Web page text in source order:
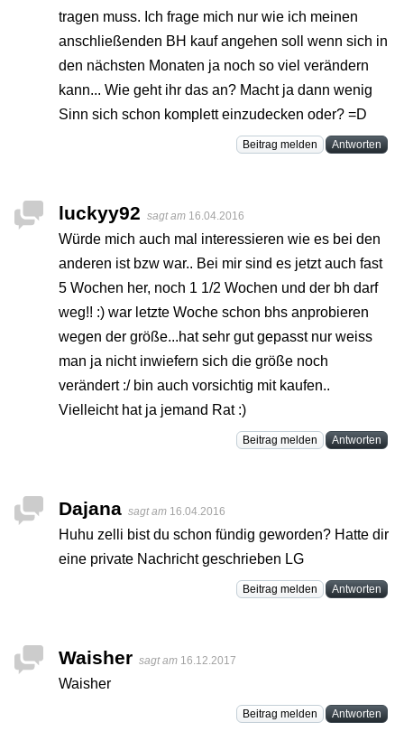
tragen muss. Ich frage mich nur wie ich meinen
anschließenden BH kauf angehen soll wenn sich in
den nächsten Monaten ja noch so viel verändern
kann... Wie geht ihr das an? Macht ja dann wenig
Sinn sich schon komplett einzudecken oder? =D
Beitrag melden Antworten
luckyy92 sagt am 16.04.2016
Würde mich auch mal interessieren wie es bei den
anderen ist bzw war.. Bei mir sind es jetzt auch fast
5 Wochen her, noch 1 1/2 Wochen und der bh darf
weg!! :) war letzte Woche schon bhs anprobieren
wegen der größe...hat sehr gut gepasst nur weiss
man ja nicht inwiefern sich die größe noch
verändert :/ bin auch vorsichtig mit kaufen..
Vielleicht hat ja jemand Rat :)
Beitrag melden Antworten
Dajana sagt am 16.04.2016
Huhu zelli bist du schon fündig geworden? Hatte dir
eine private Nachricht geschrieben LG
Beitrag melden Antworten
Waisher sagt am 16.12.2017
Waisher
Beitrag melden Antworten